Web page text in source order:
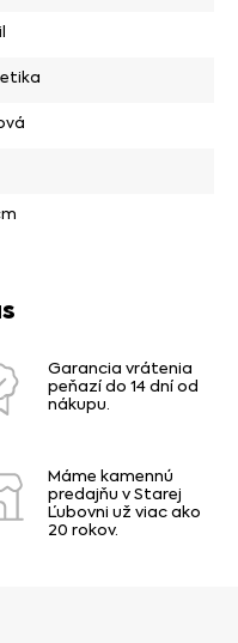
Garancia vrátenia
peňazí do 14 dní od
nákupu.
Máme kamennú
predajňu v Starej
Ľubovni už viac ako
20 rokov.